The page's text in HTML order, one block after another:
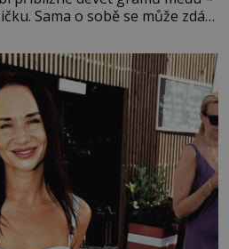
Sama o sobě se může zdát
vznikne jeden z